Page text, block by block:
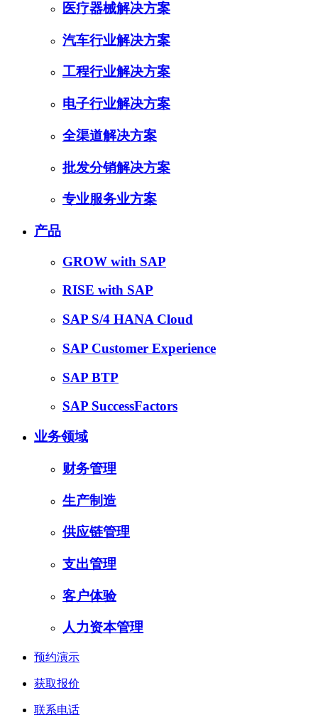
医疗器械解决方案
汽车行业解决方案
工程行业解决方案
电子行业解决方案
全渠道解决方案
批发分销解决方案
专业服务业方案
产品
GROW with SAP
RISE with SAP
SAP S/4 HANA Cloud
SAP Customer Experience
SAP BTP
SAP SuccessFactors
业务领域
财务管理
生产制造
供应链管理
支出管理
客户体验
人力资本管理
预约演示
获取报价
联系电话